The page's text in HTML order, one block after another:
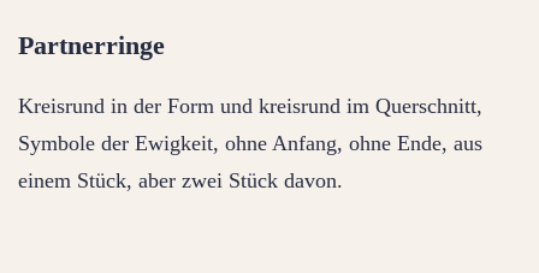
Partnerringe
Kreisrund in der Form und kreisrund im Querschnitt,
Symbole der Ewigkeit, ohne Anfang, ohne Ende, aus
einem Stück, aber zwei Stück davon.